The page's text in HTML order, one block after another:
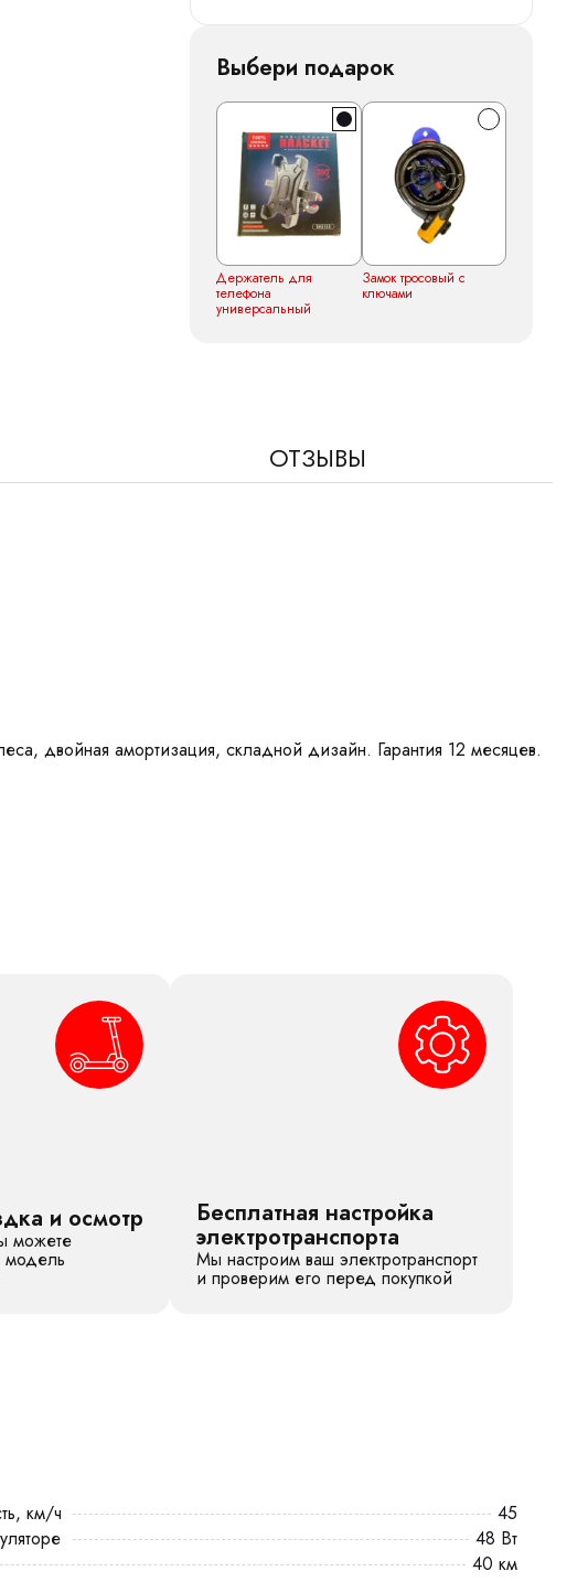
Выбери подарок
Держатель для
телефона
универсальный
Замок тросовый с
ключами
ОТЗЫВЫ
двойная амортизация, складной дизайн. Гарантия 12 месяцев.
и осмотр
можете
модель
Бесплатная настройка
электротранспорта
Мы настроим ваш электротранспорт
и проверим его перед покупкой
км/ч
45
48 Вт
40 км